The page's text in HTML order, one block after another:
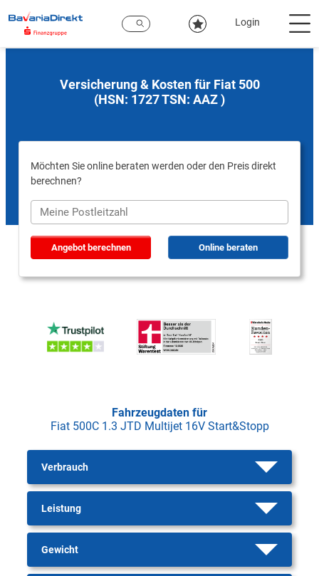
Hauptinhalt
Login
Versicherung & Kosten für Fiat 500
(HSN: 1727 TSN: AAZ )
Möchten Sie online beraten werden oder den Preis direkt
berechnen?
Angebot berechnen Online beraten
Fahrzeugdaten für
Fiat 500C 1.3 JTD Multijet 16V Start&Stopp
Verbrauch
Leistung
Gewicht